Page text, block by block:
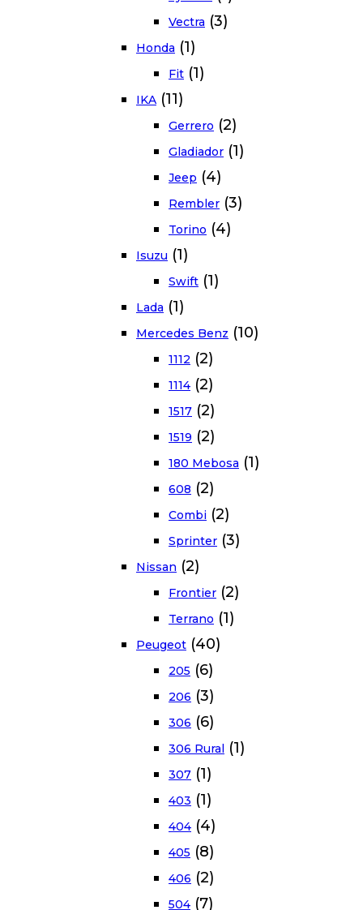
Vectra (3)
Honda (1)
Fit (1)
IKA (11)
Gerrero (2)
Gladiador (1)
Jeep (4)
Rembler (3)
Torino (4)
Isuzu (1)
Swift (1)
Lada (1)
Mercedes Benz (10)
1112 (2)
1114 (2)
1517 (2)
1519 (2)
180 Mebosa (1)
608 (2)
Combi (2)
Sprinter (3)
Nissan (2)
Frontier (2)
Terrano (1)
Peugeot (40)
205 (6)
206 (3)
306 (6)
306 Rural (1)
307 (1)
403 (1)
404 (4)
405 (8)
406 (2)
504 (7)